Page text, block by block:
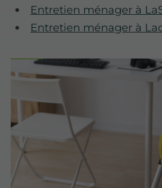
Entretien ménager à
Entretien ménager à